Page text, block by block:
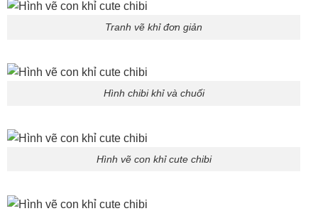
Tranh vẽ khỉ đơn giản
Hình chibi khỉ và chuối
Hình vẽ con khỉ cute chibi